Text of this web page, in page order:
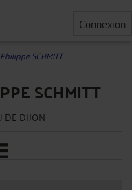
Connexion
SCHMITT
SCHMITT
DE DIJON